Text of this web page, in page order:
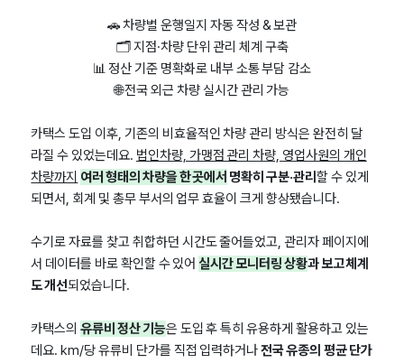
🚗 차량별 운행일지 자동 작성 & 보관
🗂 지점·차량 단위 관리 체계 구축
📊 정산 기준 명확화로 내부 소통 부담 감소
🌐 전국 외근 차량 실시간 관리 가능
카택스 도입 이후, 기존의 비효율적인 차량 관리 방식은 완전히 달
라질 수 있었는데요. 법인차량, 가맹점 관리 차량, 영업사원의 개인
차량까지 여러 형태의 차량을 한 곳에서 명확히 구분·관리할 수 있게
되면서, 회계 및 총무 부서의 업무 효율이 크게 향상됐습니다.
수기로 자료를 찾고 취합하던 시간도 줄어들었고, 관리자 페이지에
서 데이터를 바로 확인할 수 있어 실시간 모니터링 상황과 보고 체계
도 개선되었습니다.
카택스의유류비 정산 기능은 도입 후 특히 유용하게 활용하고 있는
데요. km/당 유류비 단가를 직접 입력하거나전국 유종의 평균 단가